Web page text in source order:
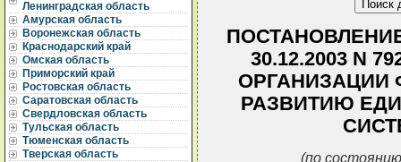
Ленинградская область
Амурская область
Воронежская область
Краснодарский край
Омская область
Приморский край
Ростовская область
Саратовская область
Свердловская область
Тульская область
Тюменская область
Тверская область
30.12.2003 N
ОРГАНИЗАЦИИ
РАЗВИТИЮ
(по